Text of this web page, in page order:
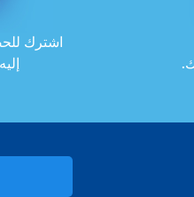
اشترك